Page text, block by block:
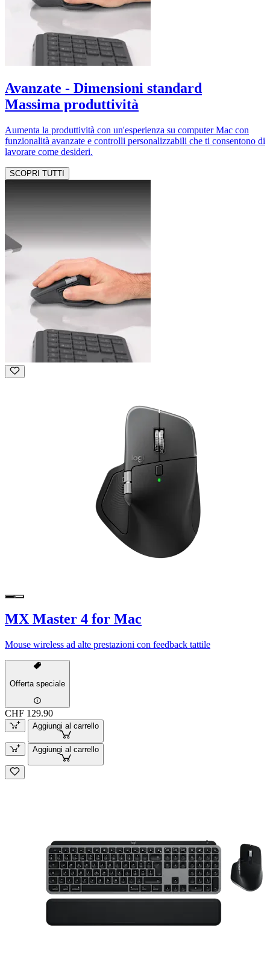
Avanzate - Dimensioni standard
Massima produttività
Aumenta la produttività con un'esperienza su computer Mac con
funzionalità avanzate e controlli personalizzabili che ti consentono di
lavorare come desideri.
SCOPRI TUTTI
MX Master 4 for Mac
Mouse wireless ad alte prestazioni con feedback tattile
Offerta speciale
CHF 129.90
Aggiungi al carrello
Aggiungi al carrello